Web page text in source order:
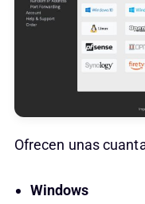
Ofrecen unas
Windows